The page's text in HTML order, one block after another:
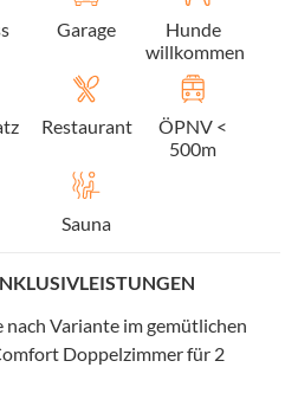
Garage
Hunde
willkommen
Restaurant
ÖPNV <
500m
Sauna
Variante im gemütlichen
Doppelzimmer für 2